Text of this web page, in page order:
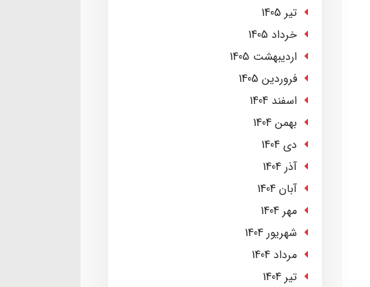
تير 1405
خرداد 1405
ارديبهشت 1405
فروردین 1405
اسفند 1404
بهمن 1404
دی 1404
آذر 1404
آبان 1404
مهر 1404
شهریور 1404
مرداد 1404
تير 1404